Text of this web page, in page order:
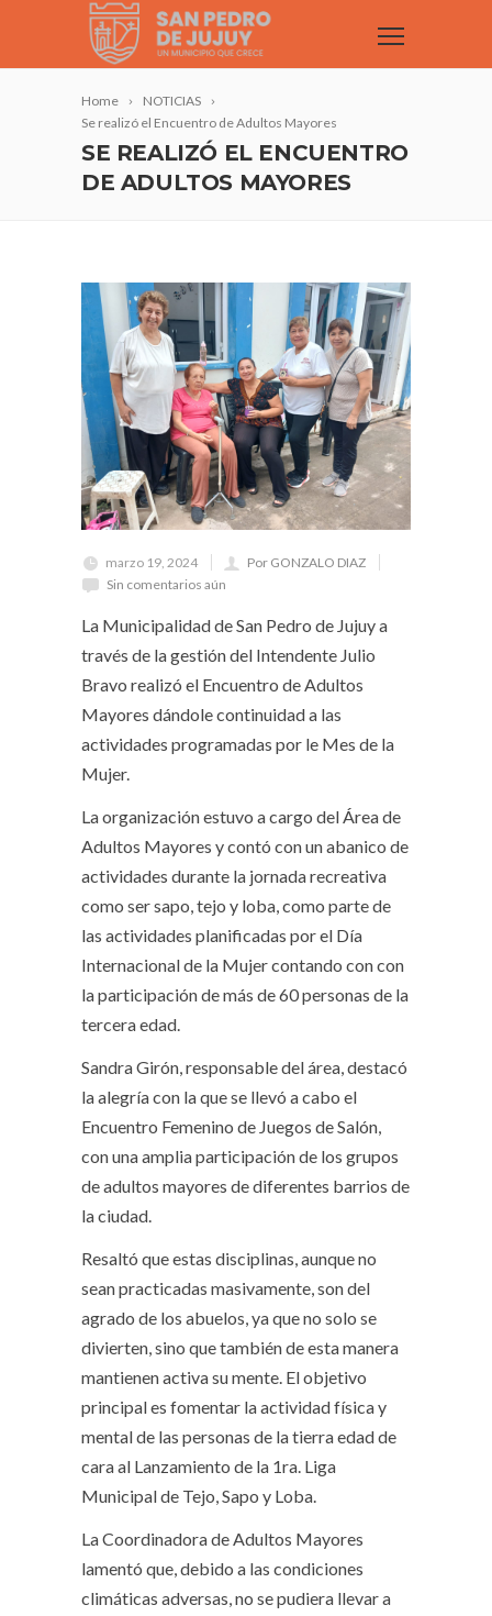
Home
NOTICIAS
Se realizó el Encuentro de Adultos Mayores
SE REALIZÓ EL ENCUENTRO
DE ADULTOS MAYORES
marzo 19, 2024
Por GONZALO DIAZ
Sin comentarios aún
La Municipalidad de San Pedro de Jujuy a
través de la gestión del Intendente Julio
Bravo realizó el Encuentro de Adultos
Mayores dándole continuidad a las
actividades programadas por le Mes de la
Mujer.
La organización estuvo a cargo del Área de
Adultos Mayores y contó con un abanico de
actividades durante la jornada recreativa
como ser sapo, tejo y loba, como parte de
las actividades planificadas por el Día
Internacional de la Mujer contando con con
la participación de más de 60 personas de la
tercera edad.
Sandra Girón, responsable del área, destacó
la alegría con la que se llevó a cabo el
Encuentro Femenino de Juegos de Salón,
con una amplia participación de los grupos
de adultos mayores de diferentes barrios de
la ciudad.
Resaltó que estas disciplinas, aunque no
sean practicadas masivamente, son del
agrado de los abuelos, ya que no solo se
divierten, sino que también de esta manera
mantienen activa su mente. El objetivo
principal es fomentar la actividad física y
mental de las personas de la tierra edad de
cara al Lanzamiento de la 1ra. Liga
Municipal de Tejo, Sapo y Loba.
La Coordinadora de Adultos Mayores
lamentó que, debido a las condiciones
climáticas adversas, no se pudiera llevar a